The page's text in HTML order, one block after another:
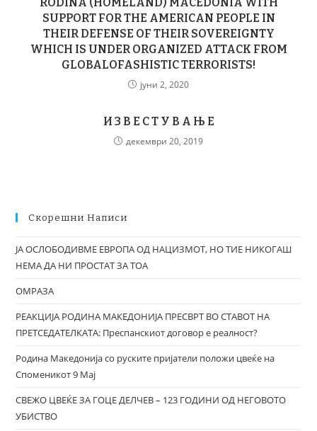
SUPPORT FOR THE AMERICAN PEOPLE IN
THEIR DEFENSE OF THEIR SOVEREIGNTY
WHICH IS UNDER ORGANIZED ATTACK FROM
GLOBALOFASHISTIC TERRORISTS!
јуни 2, 2020
И З В Е С Т У В А Њ Е
декември 20, 2019
Скорешни Написи
ЈА ОСЛОБОДИВМЕ ЕВРОПА ОД НАЦИЗМОТ, НО ТИЕ НИКОГАШ
НЕМА ДА НИ ПРОСТАТ ЗА ТОА
ОМРАЗА
РЕАКЦИЈА РОДИНА МАКЕДОНИЈА ПРЕСВРТ ВО СТАВОТ НА
ПРЕТСЕДАТЕЛКАТА: Преспанскиот договор е реалност?
Родина Македонија со руските пријатели положи цвеќе на
Споменикот 9 Мај
СВЕЖО ЦВЕЌЕ ЗА ГОЦЕ ДЕЛЧЕВ – 123 ГОДИНИ ОД НЕГОВОТО
УБИСТВО